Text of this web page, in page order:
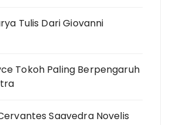
Tulis Dari Giovanni
Tokoh Paling Berpengaruh
Saavedra Novelis